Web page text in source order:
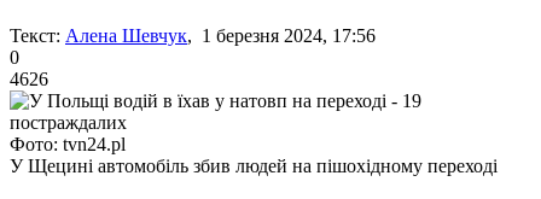
Текст: Алена Шевчук, 1 березня 2024, 17:56
0
4626
Фото: tvn24.pl
У Щецині автомобіль збив людей на пішохідному переході